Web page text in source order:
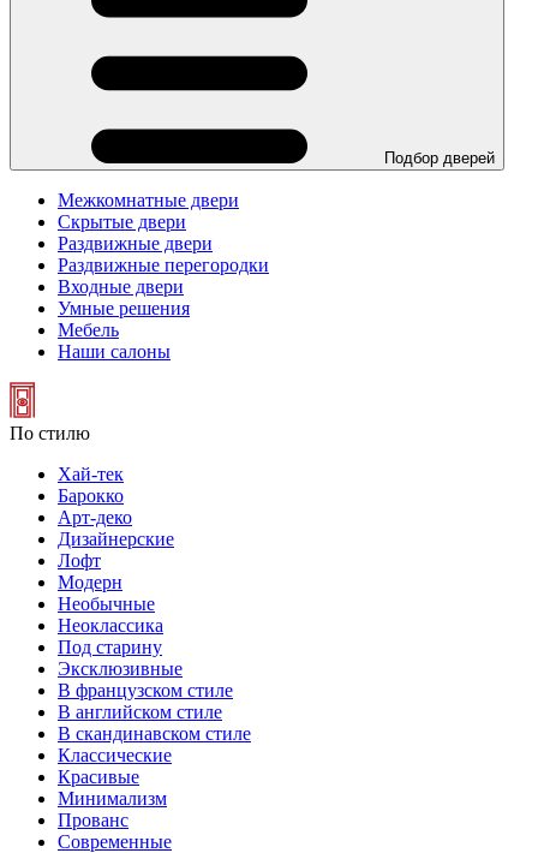
Подбор дверей
Межкомнатные двери
Скрытые двери
Раздвижные двери
Раздвижные перегородки
Входные двери
Умные решения
Мебель
Наши салоны
По стилю
Хай-тек
Барокко
Арт-деко
Дизайнерские
Лофт
Модерн
Необычные
Неоклассика
Под старину
Эксклюзивные
В французском стиле
В английском стиле
В скандинавском стиле
Классические
Красивые
Минимализм
Прованс
Современные